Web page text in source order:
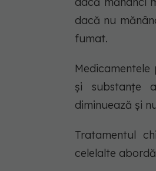
dacă nu
fumat.
și substanțe
diminuează și
Tratamentul
celelalte